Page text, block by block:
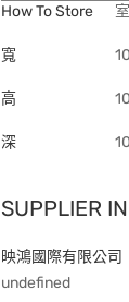
How To Store
寬 10
高 10
深 10
SUPPLIER
映鴻國際有限公司
undefined